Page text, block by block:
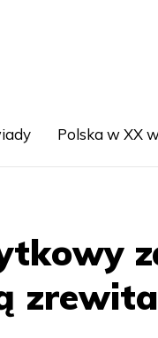
Polska w XX